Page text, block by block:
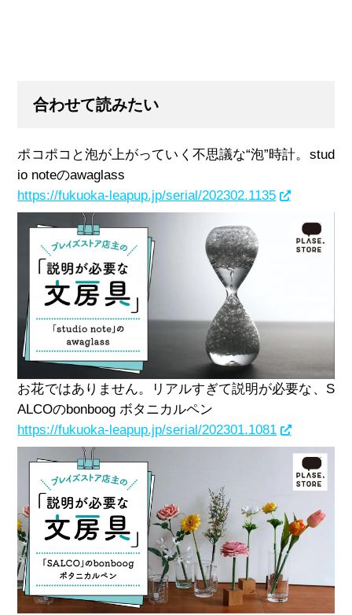
合わせて読みたい
ポコポコと泡が上がっていく不思議な“泡”時計。stud
io noteのawaglass
https://fukuoka-leapup.jp/serial/202302.1135
お花ではありません。リアルすぎて説明が必要な、S
ALCOのbonboog ボタニカルペン
https://fukuoka-leapup.jp/serial/202301.1081